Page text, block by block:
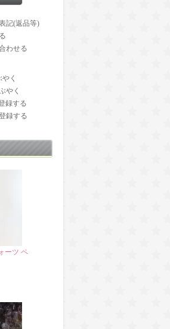
記(返品等)
わせる
く
やく
録する
録する
ーツ ペ